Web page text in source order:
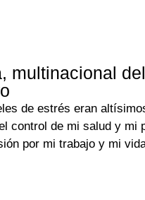
multinacional
de estrés eran
control de mi salud y mi
por mi trabajo y mi